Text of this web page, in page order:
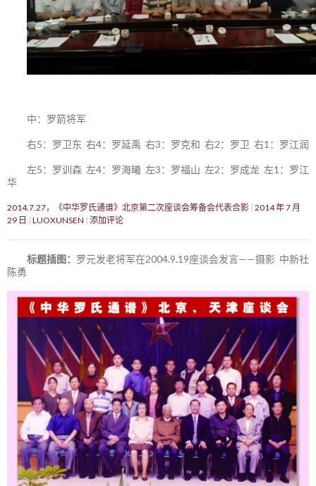
中：罗箭将军
右5：罗卫东 右4：罗延禹 右3：罗克和 右2：罗卫 右1：罗江润
左5：罗训森 左4：罗海曦 左3：罗福山 左2：罗成龙 左1：罗江
华
2014.7.27，《中华罗氏通谱》北京第二次座谈会筹备会代表合影 2014 年 7 月
29 日
LUOXUNSEN 添加评论
标题插图： 罗元发老将军在2004.9.19座谈会发言——摄影 中新社
陈勇